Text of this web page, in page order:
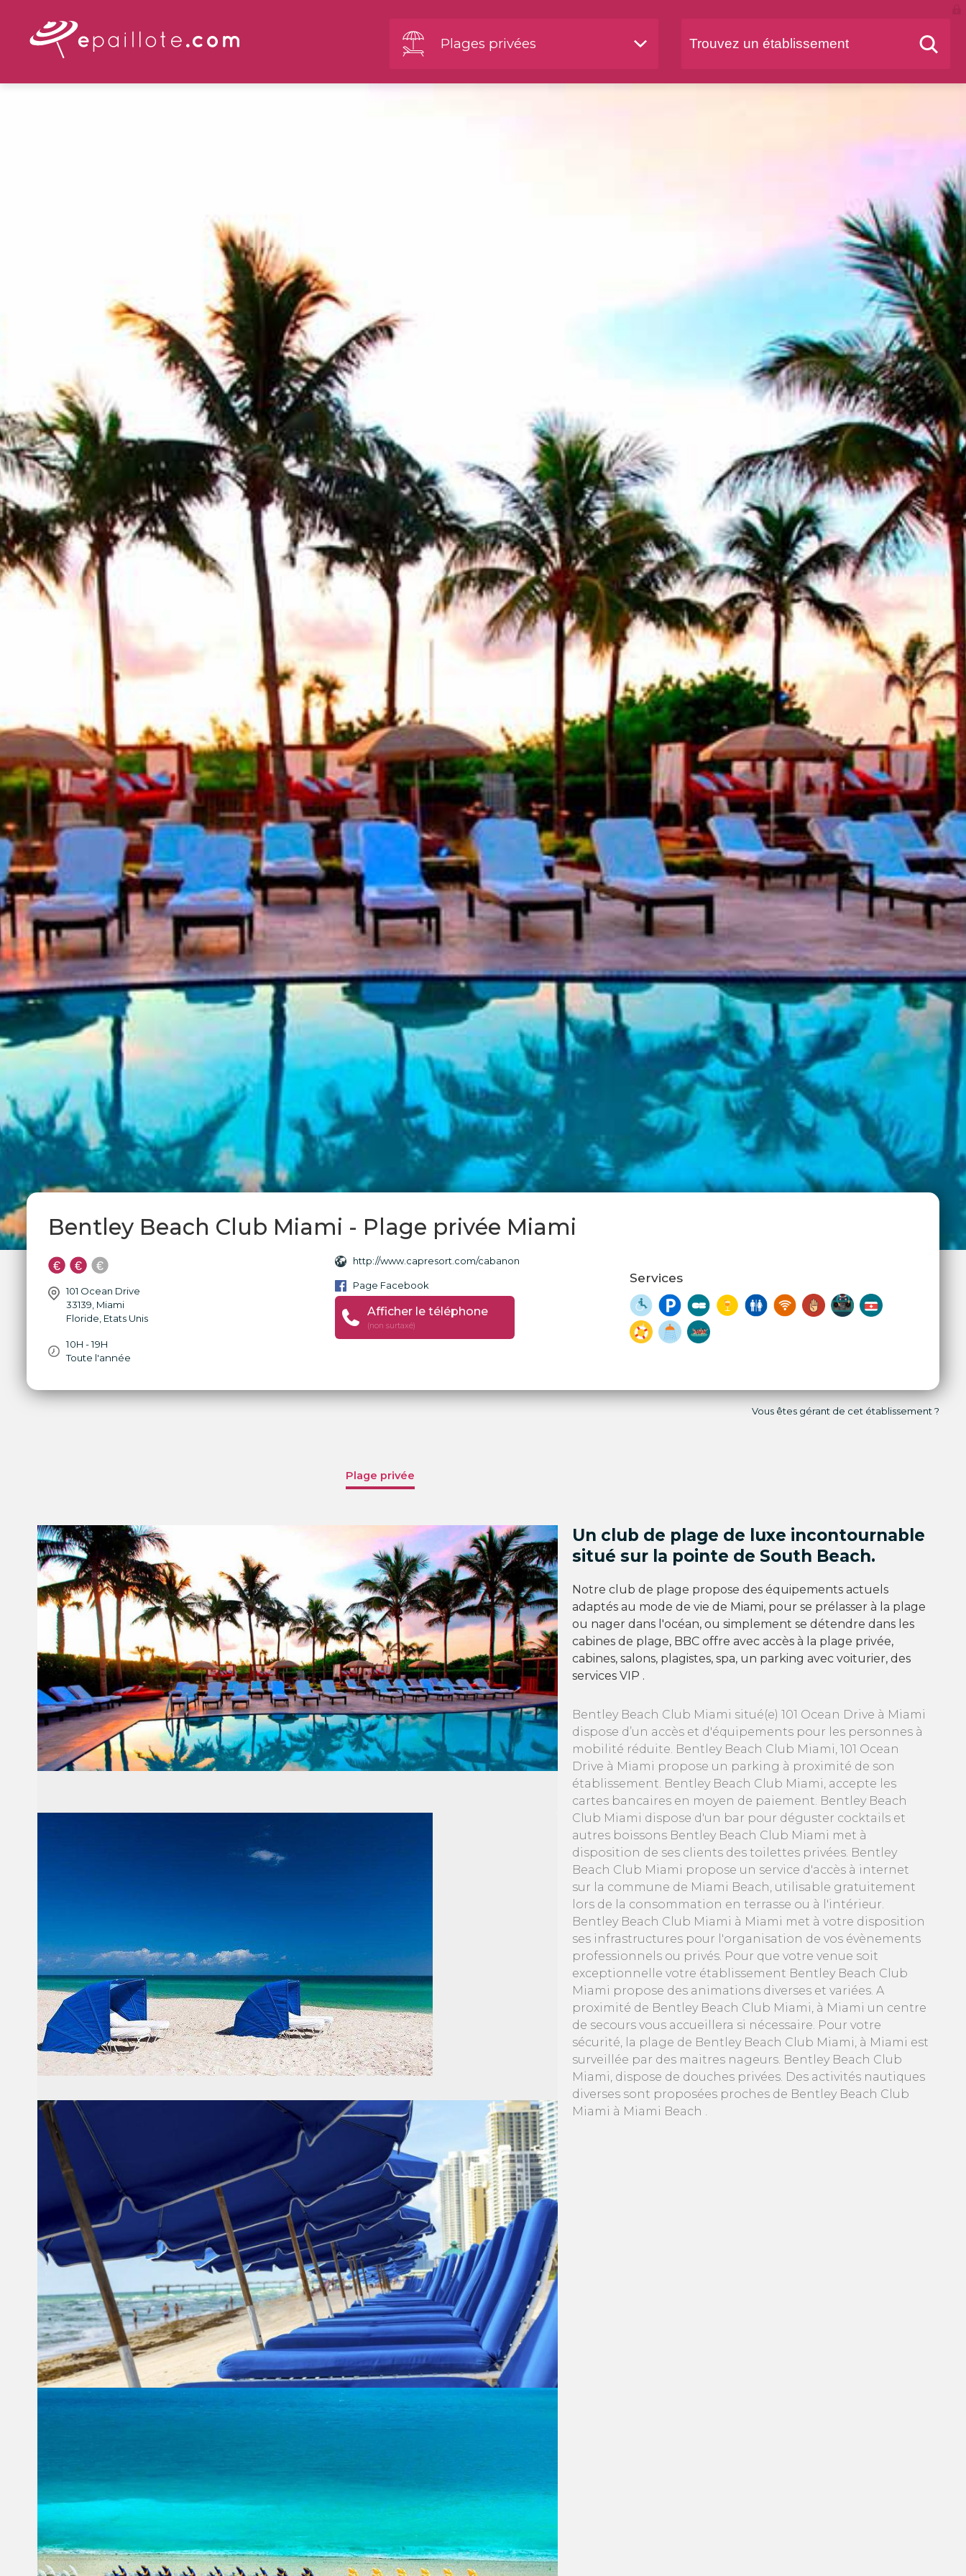
Plages privées
Bentley Beach Club Miami - Plage privée Miami
101 Ocean Drive
33139 Miami
Floride Etats Unis
10H - 19H
Toute l'année
http://www.capresort.com/cabanon
Page Facebook
Afficher le téléphone
(non surtaxé)
Services
Vous êtes gérant de cet établissement ?
Plage privée
Un club de plage de luxe incontournable
situé sur la pointe de South Beach.
Notre club de plage propose des équipements actuels
adaptés au mode de vie de Miami, pour se prélasser à la plage
ou nager dans l'océan, ou simplement se détendre dans les
cabines de plage, BBC offre avec accès à la plage privée,
cabines, salons, plagistes, spa, un parking avec voiturier, des
services VIP .
Bentley Beach Club Miami situé(e) 101 Ocean Drive à Miami
dispose d’un accès et d'équipements pour les personnes à
mobilité réduite. Bentley Beach Club Miami, 101 Ocean
Drive à Miami propose un parking à proximité de son
établissement. Bentley Beach Club Miami, accepte les
cartes bancaires en moyen de paiement. Bentley Beach
Club Miami dispose d'un bar pour déguster cocktails et
autres boissons Bentley Beach Club Miami met à
disposition de ses clients des toilettes privées. Bentley
Beach Club Miami propose un service d'accès à internet
sur la commune de Miami Beach, utilisable gratuitement
lors de la consommation en terrasse ou à l'intérieur.
Bentley Beach Club Miami à Miami met à votre disposition
ses infrastructures pour l'organisation de vos évènements
professionnels ou privés. Pour que votre venue soit
exceptionnelle votre établissement Bentley Beach Club
Miami propose des animations diverses et variées. A
proximité de Bentley Beach Club Miami, à Miami un centre
de secours vous accueillera si nécessaire. Pour votre
sécurité, la plage de Bentley Beach Club Miami, à Miami est
surveillée par des maitres nageurs. Bentley Beach Club
Miami, dispose de douches privées. Des activités nautiques
diverses sont proposées proches de Bentley Beach Club
Miami à Miami Beach .